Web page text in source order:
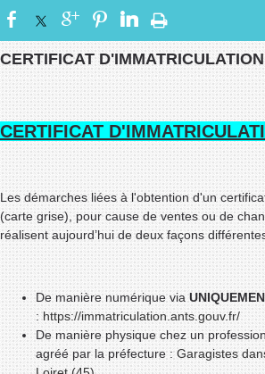
CERTIFICAT
CERTIFICAT
Les démarches liées à l'obtention d'un
(carte grise), pour cause de ventes ou de
réalisent aujourd’hui de deux façons
De manière numérique via
: https://immatriculation.ants.gouv.fr/
De manière physique chez un
agréé par la préfecture : Garagistes